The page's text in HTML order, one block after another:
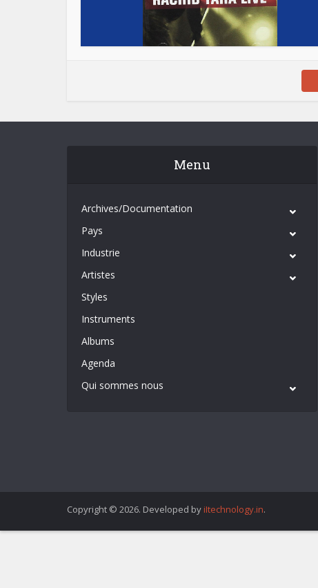
Menu
Archives/Documentation
Pays
Industrie
Artistes
Styles
Instruments
Albums
Agenda
Qui sommes nous
Copyright © 2026. Developed by iItechnology.in.